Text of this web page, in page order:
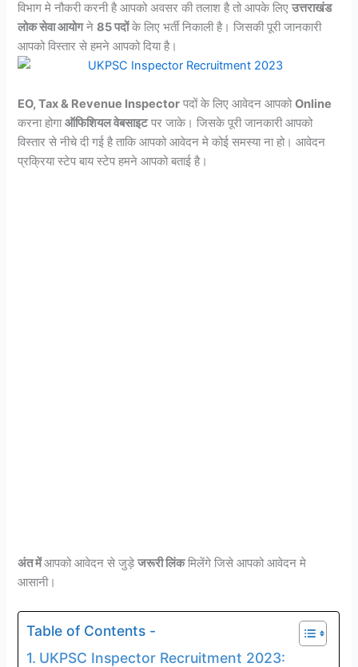
विभाग मे नौकरी करनी है आपको अवसर की तलाश है तो आपके लिएउत्तराखंड
लोक सेवा आयोगने85 पदोंके लिए भर्ती निकाली है। जिसकी पूरी जानकारी
आपको विस्तार से हमने आपको दिया है।
EO, Tax & Revenue Inspector पदों के लिए आवेदन आपकोOnline
करना होगाऑफिशियल वेबसाइटपर जाके। जिसके पूरी जानकारी आपको
विस्तार से नीचे दी गई है ताकि आपको आवेदन मे कोई समस्या ना हो। आवेदन
प्रक्रिया स्टेप बाय स्टेप हमने आपको बताई है।
अंत मेंआपको आवेदन से जुड़ेजरूरी लिंकमिलेंगे जिसे आपको आवेदन मे
आसानी।
Table of Contents -
UKPSC Inspector Recruitment 2023: